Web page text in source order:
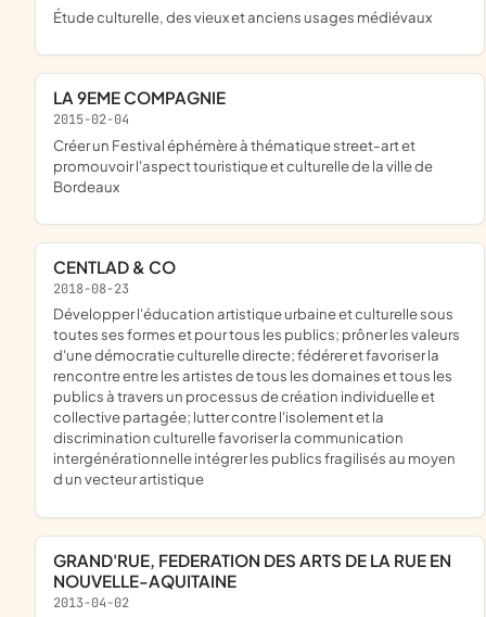
étude culturelle, des vieux et anciens usages médiévaux
LA 9EME COMPAGNIE
2015-02-04
créer un Festival éphémère à thématique street-art et
promouvoir l'aspect touristique et culturelle de la ville de
Bordeaux
CENTLAD & CO
2018-08-23
développer l'éducation artistique urbaine et culturelle sous
toutes ses formes et pour tous les publics; prôner les valeurs
d'une démocratie culturelle directe; fédérer et favoriser la
rencontre entre les artistes de tous les domaines et tous les
publics à travers un processus de création individuelle et
collective partagée; lutter contre l'isolement et la
discrimination culturelle favoriser la communication
intergénérationnelle intégrer les publics fragilisés au moyen
d un vecteur artistique
GRAND'RUE, FEDERATION DES ARTS DE LA RUE EN
NOUVELLE-AQUITAINE
2013-04-02